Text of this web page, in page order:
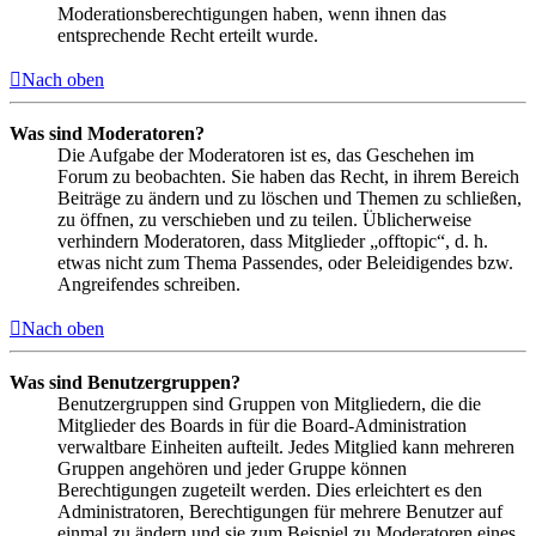
Moderationsberechtigungen haben, wenn ihnen das
entsprechende Recht erteilt wurde.
Nach oben
Was sind Moderatoren?
Die Aufgabe der Moderatoren ist es, das Geschehen im
Forum zu beobachten. Sie haben das Recht, in ihrem Bereich
Beiträge zu ändern und zu löschen und Themen zu schließen,
zu öffnen, zu verschieben und zu teilen. Üblicherweise
verhindern Moderatoren, dass Mitglieder „offtopic“, d. h.
etwas nicht zum Thema Passendes, oder Beleidigendes bzw.
Angreifendes schreiben.
Nach oben
Was sind Benutzergruppen?
Benutzergruppen sind Gruppen von Mitgliedern, die die
Mitglieder des Boards in für die Board-Administration
verwaltbare Einheiten aufteilt. Jedes Mitglied kann mehreren
Gruppen angehören und jeder Gruppe können
Berechtigungen zugeteilt werden. Dies erleichtert es den
Administratoren, Berechtigungen für mehrere Benutzer auf